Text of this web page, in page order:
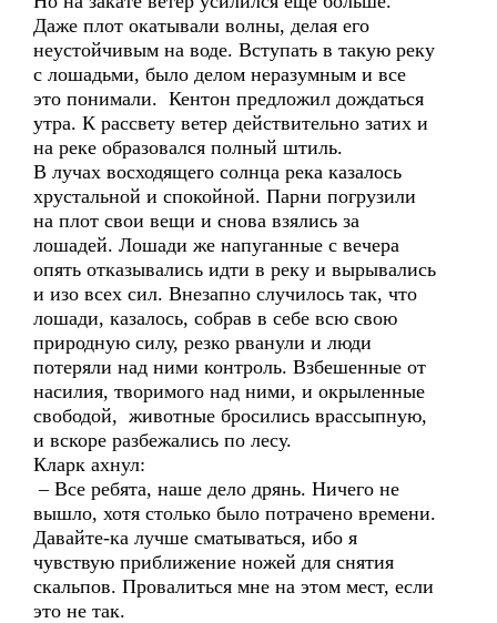
Даже плот окатывали волны, делая его
неустойчивым на воде. Вступать в такую реку
с лошадьми, было делом неразумным и все
это понимали. Кентон предложил дождаться
утра. К рассвету ветер действительно затих и
на реке образовался полный штиль.
В лучах восходящего солнца река казалось
хрустальной и спокойной. Парни погрузили
на плот свои вещи и снова взялись за
лошадей. Лошади же напуганные с вечера
опять отказывались идти в реку и вырывались
и изо всех сил. Внезапно случилось так, что
лошади, казалось, собрав в себе всю свою
природную силу, резко рванули и люди
потеряли над ними контроль. Взбешенные от
насилия, творимого над ними, и окрыленные
свободой, животные бросились врассыпную,
и вскоре разбежались по лесу.
Кларк ахнул:
– Все ребята, наше дело дрянь. Ничего не
вышло, хотя столько было потрачено времени.
Давайте-ка лучше сматываться, ибо я
чувствую приближение ножей для снятия
скальпов. Провалиться мне на этом мест, если
это не так.